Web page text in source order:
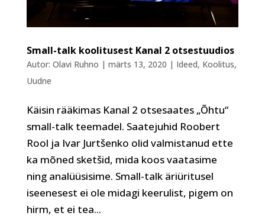
Small-talk koolitusest Kanal 2 otsestuudios
Autor: Olavi Ruhno | märts 13, 2020 | Ideed, Koolitus,
Uudne
Käisin rääkimas Kanal 2 otsesaates „Õhtu“
small-talk teemadel. Saatejuhid Roobert
Rool ja Ivar Jurtšenko olid valmistanud ette
ka mõned sketšid, mida koos vaatasime
ning analüüsisime. Small-talk äriüritusel
iseenesest ei ole midagi keerulist, pigem on
hirm, et ei tea...